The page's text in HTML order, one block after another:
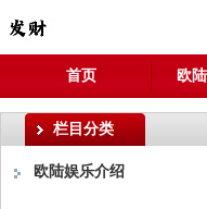
首页 欧
栏目分类
欧陆娱乐介绍